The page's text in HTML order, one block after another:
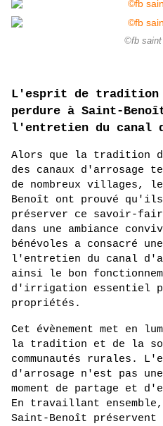
©fb saint
L'esprit de
perdure à Saint-
l'entretien du canal
Alors que la tradition
des canaux d'arrosage
de nombreux villages,
Benoît ont prouvé
préserver ce savoir-
dans une ambiance
bénévoles a consacré
l'entretien du canal
ainsi le bon
d'irrigation essentiel
propriétés.
Cet évènement met en
la tradition et de la
communautés rurales.
d'arrosage n'est pas
moment de partage et
En travaillant
Saint-Benoît préservent